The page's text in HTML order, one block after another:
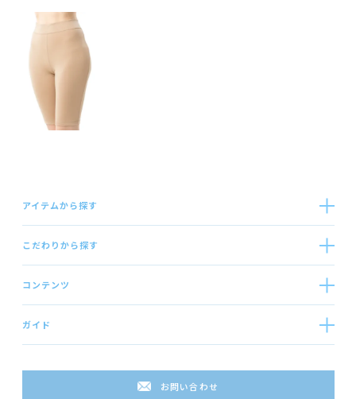
アイテムから探す
こだわりから探す
コンテンツ
ガイド
お問い合わせ